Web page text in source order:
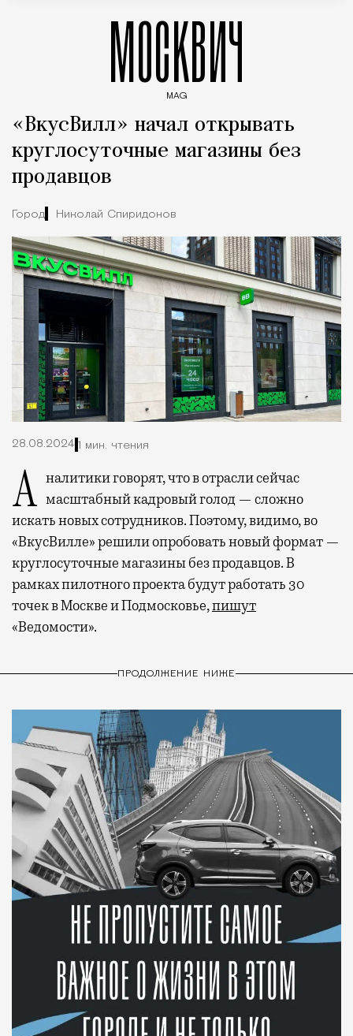
МОСКВИЧ
MAG
«ВкусВилл» начал открывать
круглосуточные магазины без
продавцов
Город Николай Спиридонов
28.08.2024 1 мин. чтения
Аналитики говорят, что в отрасли сейчас масштабный кадровый голод — сложно
искать новых сотрудников. Поэтому, видимо, во
«ВкусВилле» решили опробовать новый формат —
круглосуточные магазины без продавцов. В
рамках пилотного проекта будут работать 30
точек в Москве и Подмосковье,пишут
«Ведомости».
ПРОДОЛЖЕНИЕ НИЖЕ